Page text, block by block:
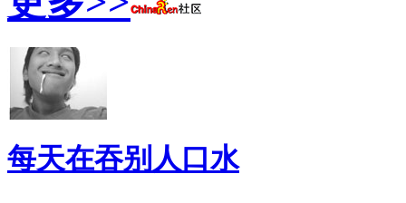
每天在吞别人口水